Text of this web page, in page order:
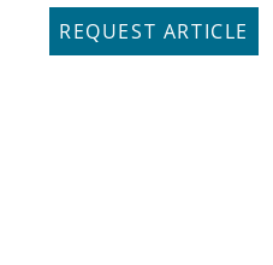
REQUEST ARTICLE